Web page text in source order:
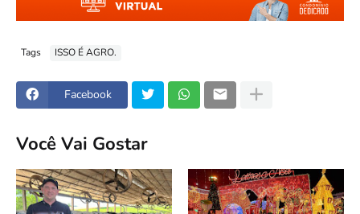
Tags ISSO É AGRO.
Facebook
Você Vai Gostar